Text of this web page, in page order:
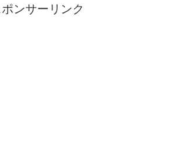
ポンサーリンク